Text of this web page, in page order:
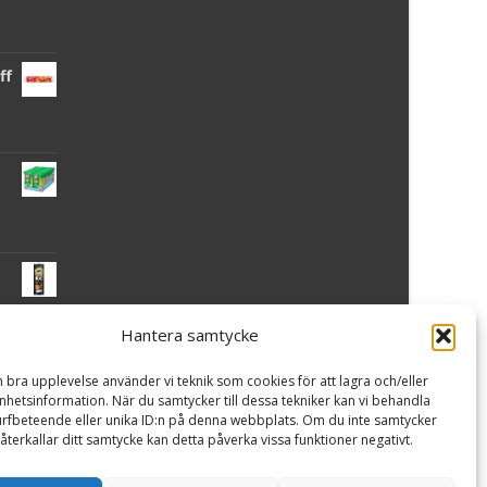
Hantera samtycke
bra upplevelse använder vi teknik som cookies för att lagra och/eller
När du samtycker till dessa tekniker kan vi behandla
eller unika ID:n på denna webbplats. Om du inte samtycker
ditt samtycke kan detta påverka vissa funktioner negativt.
-